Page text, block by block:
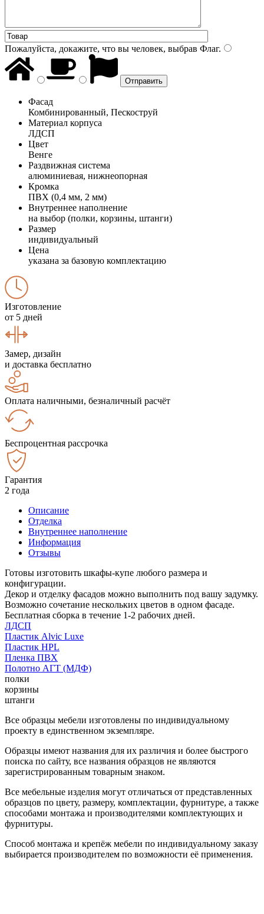
Пожалуйста, докажите, что вы человек, выбрав Флаг.
Фасад
Комбинированный, Пескоструй
Материал корпуса
ЛДСП
Цвет
Венге
Раздвижная система
алюминиевая, нижнеопорная
Кромка
ПВХ (0,4 мм, 2 мм)
Внутреннее наполнение
на выбор (полки, корзины, штанги)
Размер
индивидуальный
Цена
указана за базовую комплектацию
Изготовление
от 5 дней
Замер, дизайн
и доставка бесплатно
Оплата наличными, безналичный расчёт
Беспроцентная рассрочка
Гарантия
2 года
Описание
Отделка
Внутреннее наполнение
Информация
Отзывы
Готовы изготовить шкафы-купе любого размера и
конфигурации.
Декор и отделку фасадов можно выполнить под вашу задумку.
Возможно сочетание нескольких цветов в одном фасаде.
Бесплатная сборка в течение 1-2 рабочих дней.
ЛДСП
Пластик Alvic Luxe
Пластик HPL
Пленка ПВХ
Полотно АГТ (МДФ)
полки
корзины
штанги
Все образцы мебели изготовлены по индивидуальному
проекту в единственном экземпляре.
Образцы имеют названия для их различия и более быстрого
поиска по сайту, все названия образцов не являются
зарегистрированным товарным знаком.
Все мебельные изделия могут отличаться от представленных
образцов по цвету, размеру, комплектации, фурнитуре, а также
способами монтажа и производителями комплектующих и
фурнитуры.
Способ монтажа и крепёж мебели по индивидуальному заказу
выбирается производителем по возможности её применения.